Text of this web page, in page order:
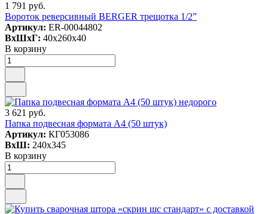
1 791 руб.
Вороток реверсивный BERGER трещотка 1/2”
Артикул: ER-00044802
ВxШxГ: 40x260x40
В корзину
3 621 руб.
Папка подвесная формата А4 (50 штук)
Артикул: КГ053086
ВxШ: 240x345
В корзину